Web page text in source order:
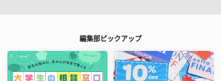
編集部ピックアップ